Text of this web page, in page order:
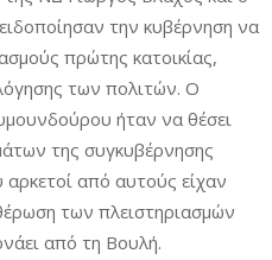
την κυβέρνηση να
πρώτης κατοικίας,
των πολιτών. Ο
ήταν να θέσει
της συγκυβέρνησης
από αυτούς είχαν
των πλειστηριασμών
από τη Βουλή.